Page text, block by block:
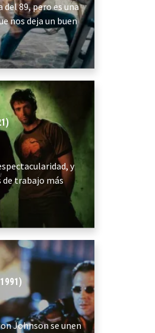
del 89, pero es una
nos deja un buen
y
de trabajo más
Johnson se unen